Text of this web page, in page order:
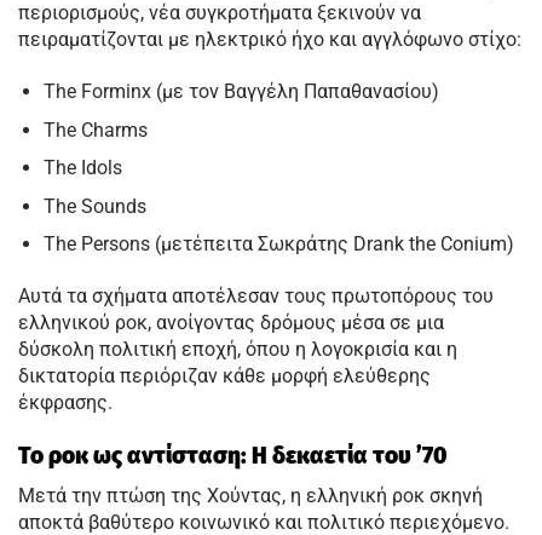
περιορισμούς, νέα συγκροτήματα ξεκινούν να
πειραματίζονται με ηλεκτρικό ήχο και αγγλόφωνο στίχο:
The Forminx (με τον Βαγγέλη Παπαθανασίου)
The Charms
The Idols
The Sounds
The Persons (μετέπειτα Σωκράτης Drank the Conium)
Αυτά τα σχήματα αποτέλεσαν τους πρωτοπόρους του
ελληνικού ροκ, ανοίγοντας δρόμους μέσα σε μια
δύσκολη πολιτική εποχή, όπου η λογοκρισία και η
δικτατορία περιόριζαν κάθε μορφή ελεύθερης
έκφρασης.
Το ροκ ως αντίσταση: Η δεκαετία του ’70
Μετά την πτώση της Χούντας, η ελληνική ροκ σκηνή
αποκτά βαθύτερο κοινωνικό και πολιτικό περιεχόμενο.